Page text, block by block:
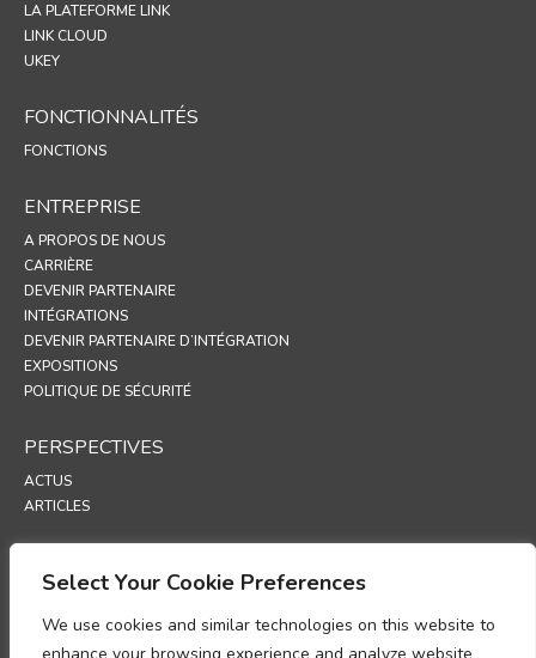
Select Your Cookie Preferences
We use cookies and similar technologies on this website to
LA PLATEFORME LINK
LINK CLOUD
UKEY
FONCTIONNALITÉS
FONCTIONS
ENTREPRISE
A PROPOS DE NOUS
CARRIÈRE
DEVENIR PARTENAIRE
INTÉGRATIONS
DEVENIR PARTENAIRE D’INTÉGRATION
EXPOSITIONS
POLITIQUE DE SÉCURITÉ
PERSPECTIVES
ACTUS
ARTICLES
PORTAIL TECHNIQUE
POLITIQUES